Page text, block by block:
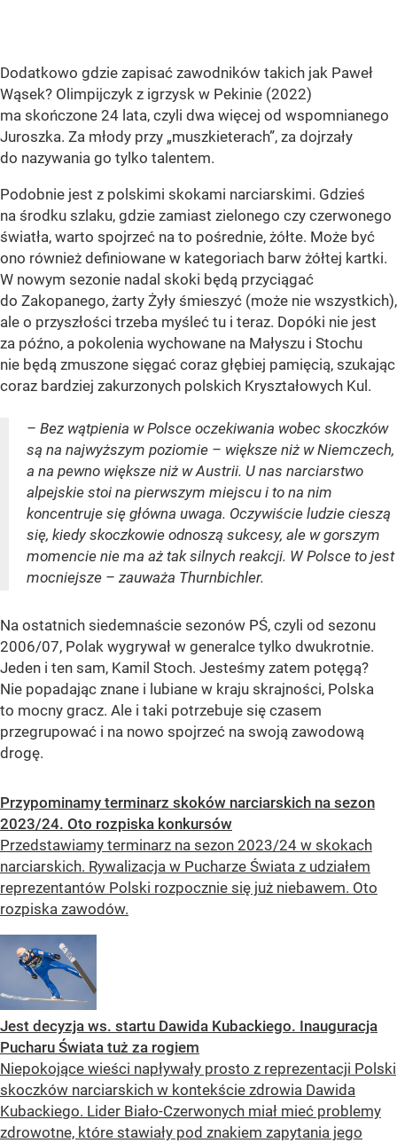
Dodatkowo gdzie zapisać zawodników takich jak Paweł
Wąsek? Olimpijczyk z igrzysk w Pekinie (2022)
ma skończone 24 lata, czyli dwa więcej od wspomnianego
Juroszka. Za młody przy „muszkieterach”, za dojrzały
do nazywania go tylko talentem.
Podobnie jest z polskimi skokami narciarskimi. Gdzieś
na środku szlaku, gdzie zamiast zielonego czy czerwonego
światła, warto spojrzeć na to pośrednie, żółte. Może być
ono również definiowane w kategoriach barw żółtej kartki.
W nowym sezonie nadal skoki będą przyciągać
do Zakopanego, żarty Żyły śmieszyć (może nie wszystkich),
ale o przyszłości trzeba myśleć tu i teraz. Dopóki nie jest
za późno, a pokolenia wychowane na Małyszu i Stochu
nie będą zmuszone sięgać coraz głębiej pamięcią, szukając
coraz bardziej zakurzonych polskich Kryształowych Kul.
– Bez wątpienia w Polsce oczekiwania wobec skoczków
są na najwyższym poziomie – większe niż w Niemczech,
a na pewno większe niż w Austrii. U nas narciarstwo
alpejskie stoi na pierwszym miejscu i to na nim
koncentruje się główna uwaga. Oczywiście ludzie cieszą
się, kiedy skoczkowie odnoszą sukcesy, ale w gorszym
momencie nie ma aż tak silnych reakcji. W Polsce to jest
mocniejsze – zauważa Thurnbichler.
Na ostatnich siedemnaście sezonów PŚ, czyli od sezonu
2006/07, Polak wygrywał w generalce tylko dwukrotnie.
Jeden i ten sam, Kamil Stoch. Jesteśmy zatem potęgą?
Nie popadając znane i lubiane w kraju skrajności, Polska
to mocny gracz. Ale i taki potrzebuje się czasem
przegrupować i na nowo spojrzeć na swoją zawodową
drogę.
Przypominamy terminarz skoków narciarskich na sezon
2023/24. Oto rozpiska konkursów
Przedstawiamy terminarz na sezon 2023/24 w skokach
narciarskich. Rywalizacja w Pucharze Świata z udziałem
reprezentantów Polski rozpocznie się już niebawem. Oto
rozpiska zawodów.
Jest decyzja ws. startu Dawida Kubackiego. Inauguracja
Pucharu Świata tuż za rogiem
Niepokojące wieści napływały prosto z reprezentacji Polski
skoczków narciarskich w kontekście zdrowia Dawida
Kubackiego. Lider Biało-Czerwonych miał mieć problemy
zdrowotne, które stawiały pod znakiem zapytania jego